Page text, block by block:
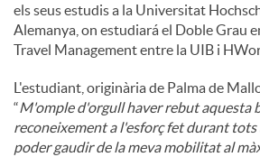
els seus estudis a la Universitat
Alemanya, on estudiará el Doble Grau
Travel Management entre la UIB i
L'estudiant, originària de Palma de
“M'omple d'orgull haver rebut aquesta
reconeixement a l'esforç fet durant tots
poder gaudir de la meva mobilitat al